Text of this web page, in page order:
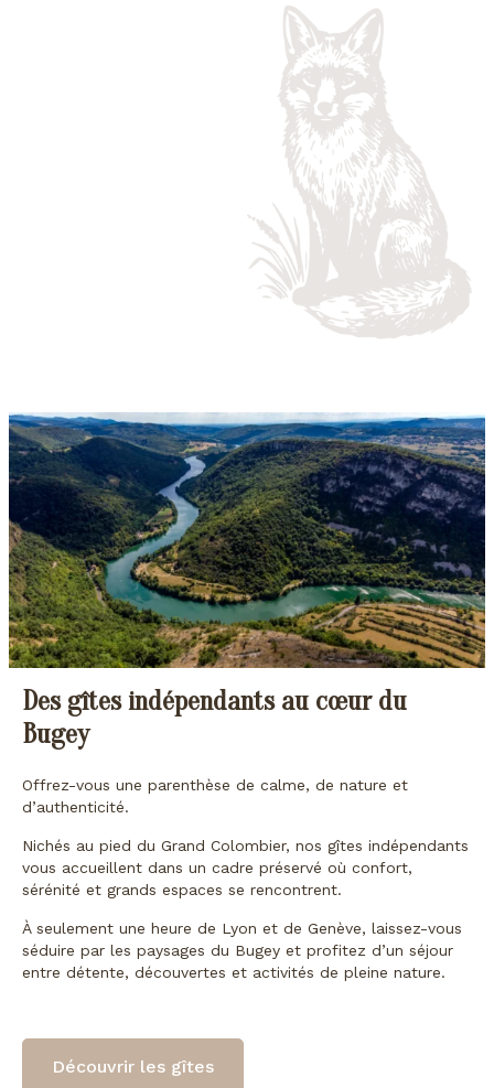
Des gîtes indépendants au cœur du
Bugey
Offrez-vous une parenthèse de calme, de nature et
d’authenticité.
Nichés au pied du Grand Colombier, nos gîtes indépendants
vous accueillent dans un cadre préservé où confort,
sérénité et grands espaces se rencontrent.
À seulement une heure de Lyon et de Genève, laissez-vous
séduire par les paysages du Bugey et profitez d’un séjour
entre détente, découvertes et activités de pleine nature.
Découvrir les gîtes